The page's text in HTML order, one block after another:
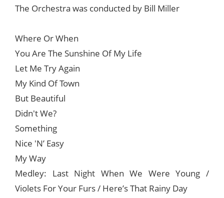
The Orchestra was conducted by Bill Miller
Where Or When
You Are The Sunshine Of My Life
Let Me Try Again
My Kind Of Town
But Beautiful
Didn't We?
Something
Nice 'N’ Easy
My Way
Medley: Last Night When We Were Young /
Violets For Your Furs / Here’s That Rainy Day